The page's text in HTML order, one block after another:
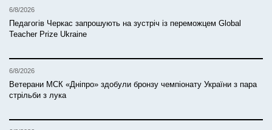
6/8/2026
Педагогів Черкас запрошують на зустріч із переможцем Global
Teacher Prize Ukraine
6/8/2026
Ветерани МСК «Дніпро» здобули бронзу чемпіонату України з пара
стрільби з лука